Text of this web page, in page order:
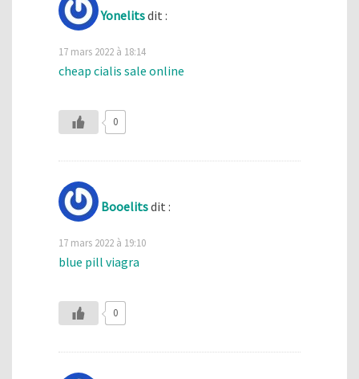
Yonelitsdit :
17 mars 2022 à 18:14
cheap cialis sale online
0
Booelitsdit :
17 mars 2022 à 19:10
blue pill viagra
0